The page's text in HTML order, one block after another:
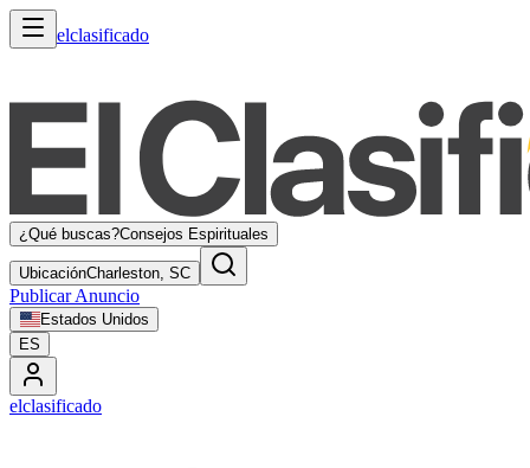
elclasificado
¿Qué buscas?Consejos Espirituales
UbicaciónCharleston, SC
Publicar Anuncio
Estados Unidos
ES
elclasificado